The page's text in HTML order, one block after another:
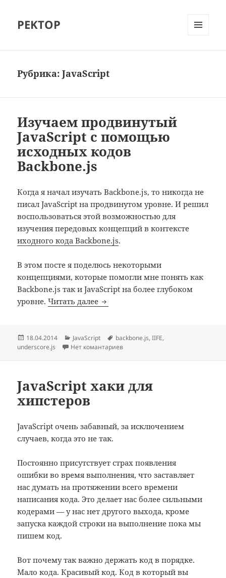
PEKTOP
Рубрика:JavaScript
Изучаем продвинутый
JavaScript с помощью
исходных кодов
Backbone.js
Когда я начал изучать Backbone.js, то никогда не
писал JavaScript на продвинутом уровне. И решил
воспользоваться этой возможностью для
изучения передовых концепций в контексте
иходного кода Backbone.js.
В этом посте я поделюсь некоторыми
концепциями, которые помогли мне понять как
Backbone.js так и JavaScript на более глубоком
уровне.Читать далее Изучаем продвинутый
Опубликовано
18.04.2014 Рубрики
JavaScript Метки
backbone.js,IIFE,
underscore.js
Нет комантариев
JavaScript хаки для
хипстеров
JavaScript очень забавный, за исключением
случаев, когда это не так.
Постоянно присутствует страх появления
ошибки во время выполнения, что заставляет
нас думать на протяжении всего времени
написания кода. Это делает нас более сильными
кодерами — у нас нет другого выхода, кроме
запуска каждой строки на выполнение пока мы
пишем код.
Вот почему так важно держать код в порядке.
Мало кода. Красивый код. Код в который вы